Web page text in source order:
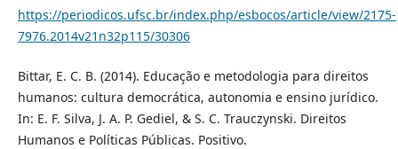
https://periodicos.ufsc.br/index.php/esbocos/article/view/2175-
7976.2014v21n32p115/30306
Bittar, E. C. B. (2014). Educação e metodologia para direitos
humanos: cultura democrática, autonomia e ensino jurídico.
In: E. F. Silva, J. A. P. Gediel, & S. C. Trauczynski. Direitos
Humanos e Políticas Públicas. Positivo.